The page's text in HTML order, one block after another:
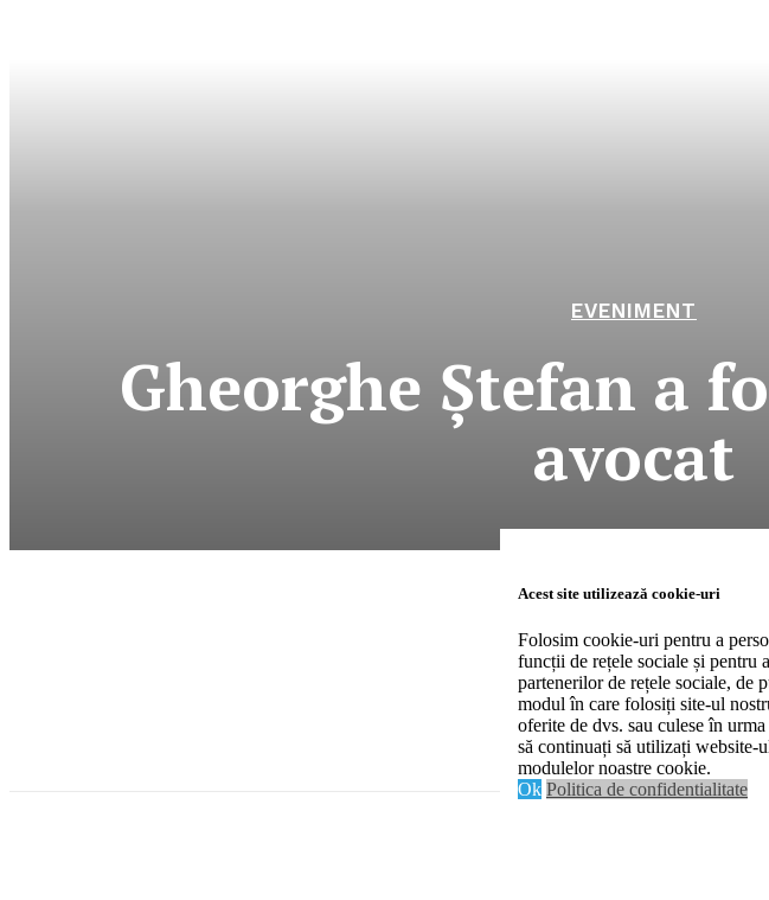
Magazine PRO
EVENIMENT
Gheorghe Ştefan a
avocat
De: Realitatea Media
Acest site utilizează cookie-uri
Folosim cookie-uri pentru a
funcții de rețele sociale și pentru
partenerilor de rețele sociale, de
modul în care folosiți site-ul
oferite de dvs. sau culese în
să continuați să utilizați website-
modulelor noastre cookie.
Ok Politica de confidentialitate